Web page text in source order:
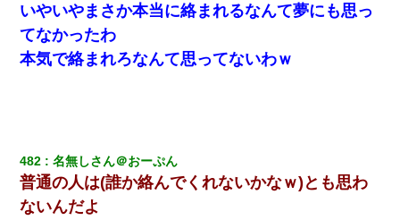
【身体で払わせて】女友達「ごめん、何も言わずにお金貸してく
ださい……」俺「いいよ！いくら？」女友達「10万円ぐら
い……」俺「ほい！10万！」→
彼氏の家に泊まる事になり、ゲームで盛り上がってさぁ寝よう！
と電気を消すとミシッって音が…彼「ちょっと待ってて」→勢い
よくドアを開けるとなんと…
いやいやまさか本当に絡まれるなんて夢にも思っ
てなかったわ
本気で絡まれろなんて思ってないわｗ
482 名無しさん＠おーぷん
普通の人は(誰か絡んでくれないかなｗ)とも思わ
ないんだよ